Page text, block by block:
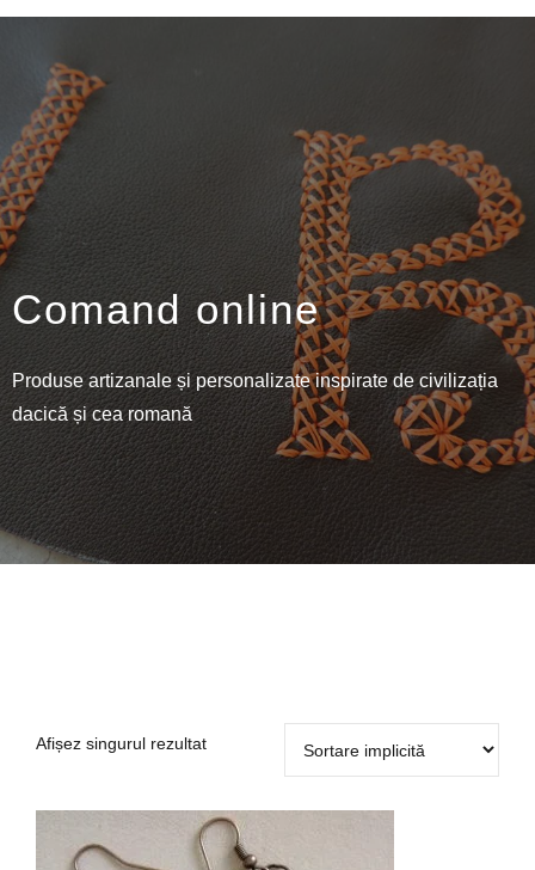
Comand online
Produse artizanale și personalizate inspirate de civilizația
dacică și cea romană
Afișez singurul rezultat